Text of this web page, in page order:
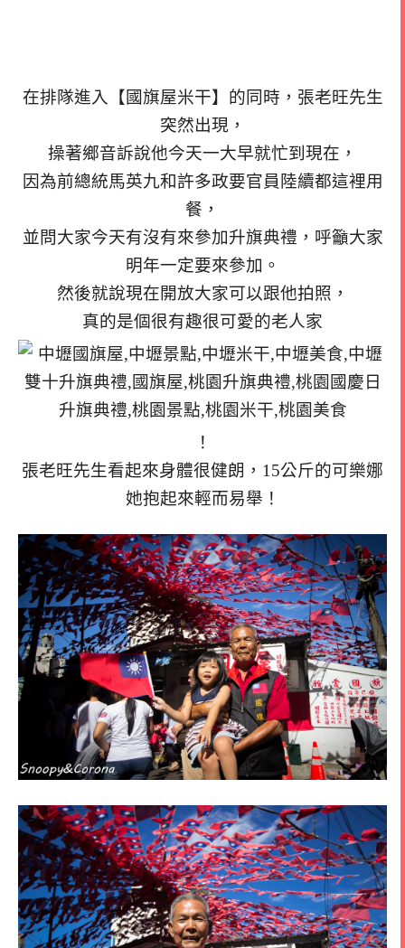
在排隊進入【國旗屋米干】的同時，張老旺先生
突然出現，
操著鄉音訴說他今天一大早就忙到現在，
因為前總統馬英九和許多政要官員陸續都這裡用
餐，
並問大家今天有沒有來參加升旗典禮，呼籲大家
明年一定要來參加。
然後就說現在開放大家可以跟他拍照，
真的是個很有趣很可愛的老人家
！
張老旺先生看起來身體很健朗，15公斤的可樂娜
她抱起來輕而易舉！